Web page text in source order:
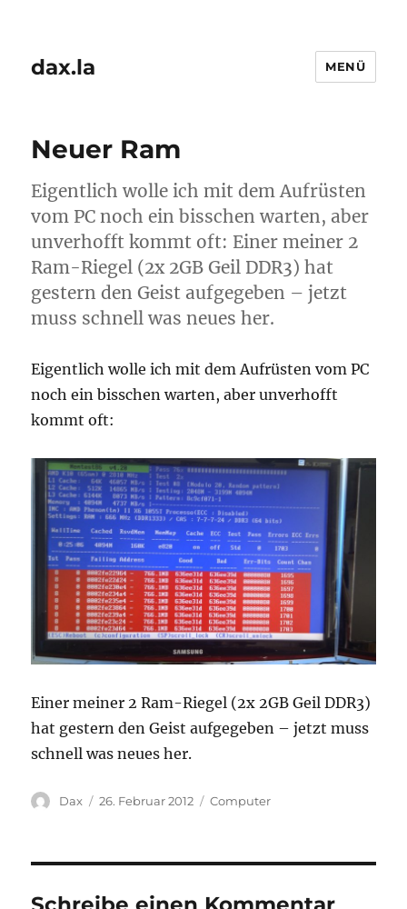
dax.la MENÜ
Neuer Ram
Eigentlich wolle ich mit dem Aufrüsten
vom PC noch ein bisschen warten, aber
unverhofft kommt oft: Einer meiner 2
Ram-Riegel (2x 2GB Geil DDR3) hat
gestern den Geist aufgegeben – jetzt
muss schnell was neues her.
Eigentlich wolle ich mit dem Aufrüsten vom PC
noch ein bisschen warten, aber unverhofft
kommt oft:
Einer meiner 2 Ram-Riegel (2x 2GB Geil DDR3)
hat gestern den Geist aufgegeben – jetzt muss
schnell was neues her.
Autor
Dax
Veröffentlicht
26. Februar 2012 Kategorien
Computer